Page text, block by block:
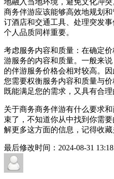
地融入当地环境，避免文化冲
商务伴游应该能够高效地规划
订酒店和交通工具、处理突发
个人品质同样重要。
考虑服务内容和质量：在确定
游服务的内容和质量。一般来
的伴游服务价格会相对较高。
您需要权衡服务内容和质量与
既能满足您的需求，又具有合理
关于商务商务伴游有什么要求
束了，不知道你从中找到你需
解更多这方面的信息，记得收藏
最后修改时间： 2024-08-31